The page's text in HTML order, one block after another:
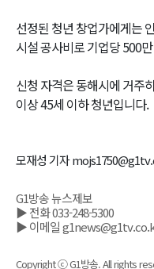
선정된 청년 창업가에게는
시설 공사비로 기업당 500
신청 자격은 동해시에 거주
이상 45세 이하 청년입니다.
모재성 기자
G1방송 뉴스제보
▶ 전화 033-248-5300
▶ 이메일
Copyright ⓒ G1방송. All rights